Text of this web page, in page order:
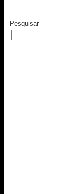
Pesquisar